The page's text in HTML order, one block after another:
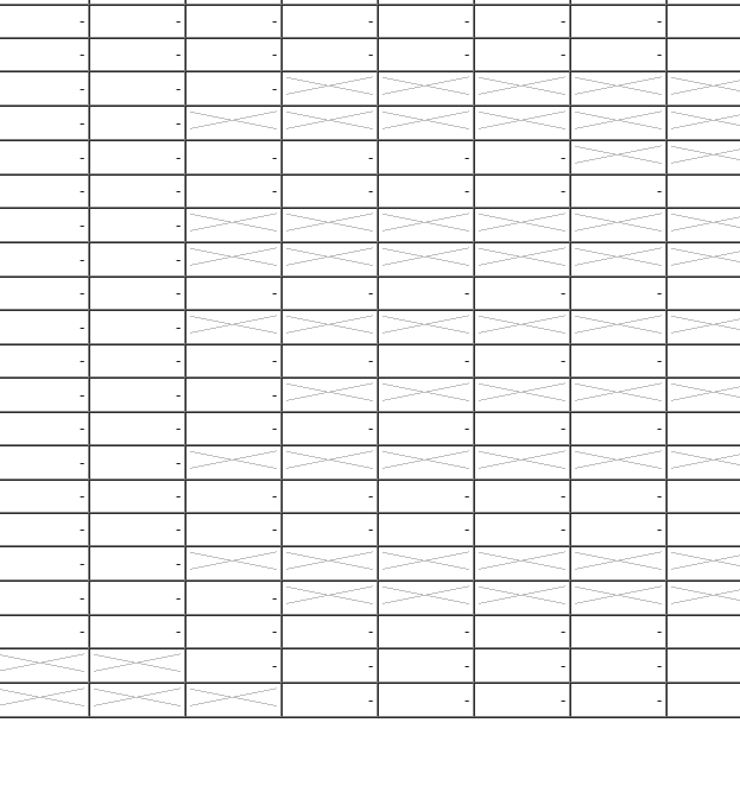
- - - - - -
-
- - - - - -
-
- -
-
-
-
- - - - -
-
- - - - - -
-
-
-
-
-
- - - - - -
-
-
-
- - - - - -
-
- -
-
- - - - - -
-
-
-
- - - - - -
-
- - - - - -
-
-
-
- -
-
- - - - - -
-
- - - -
-
- - - -